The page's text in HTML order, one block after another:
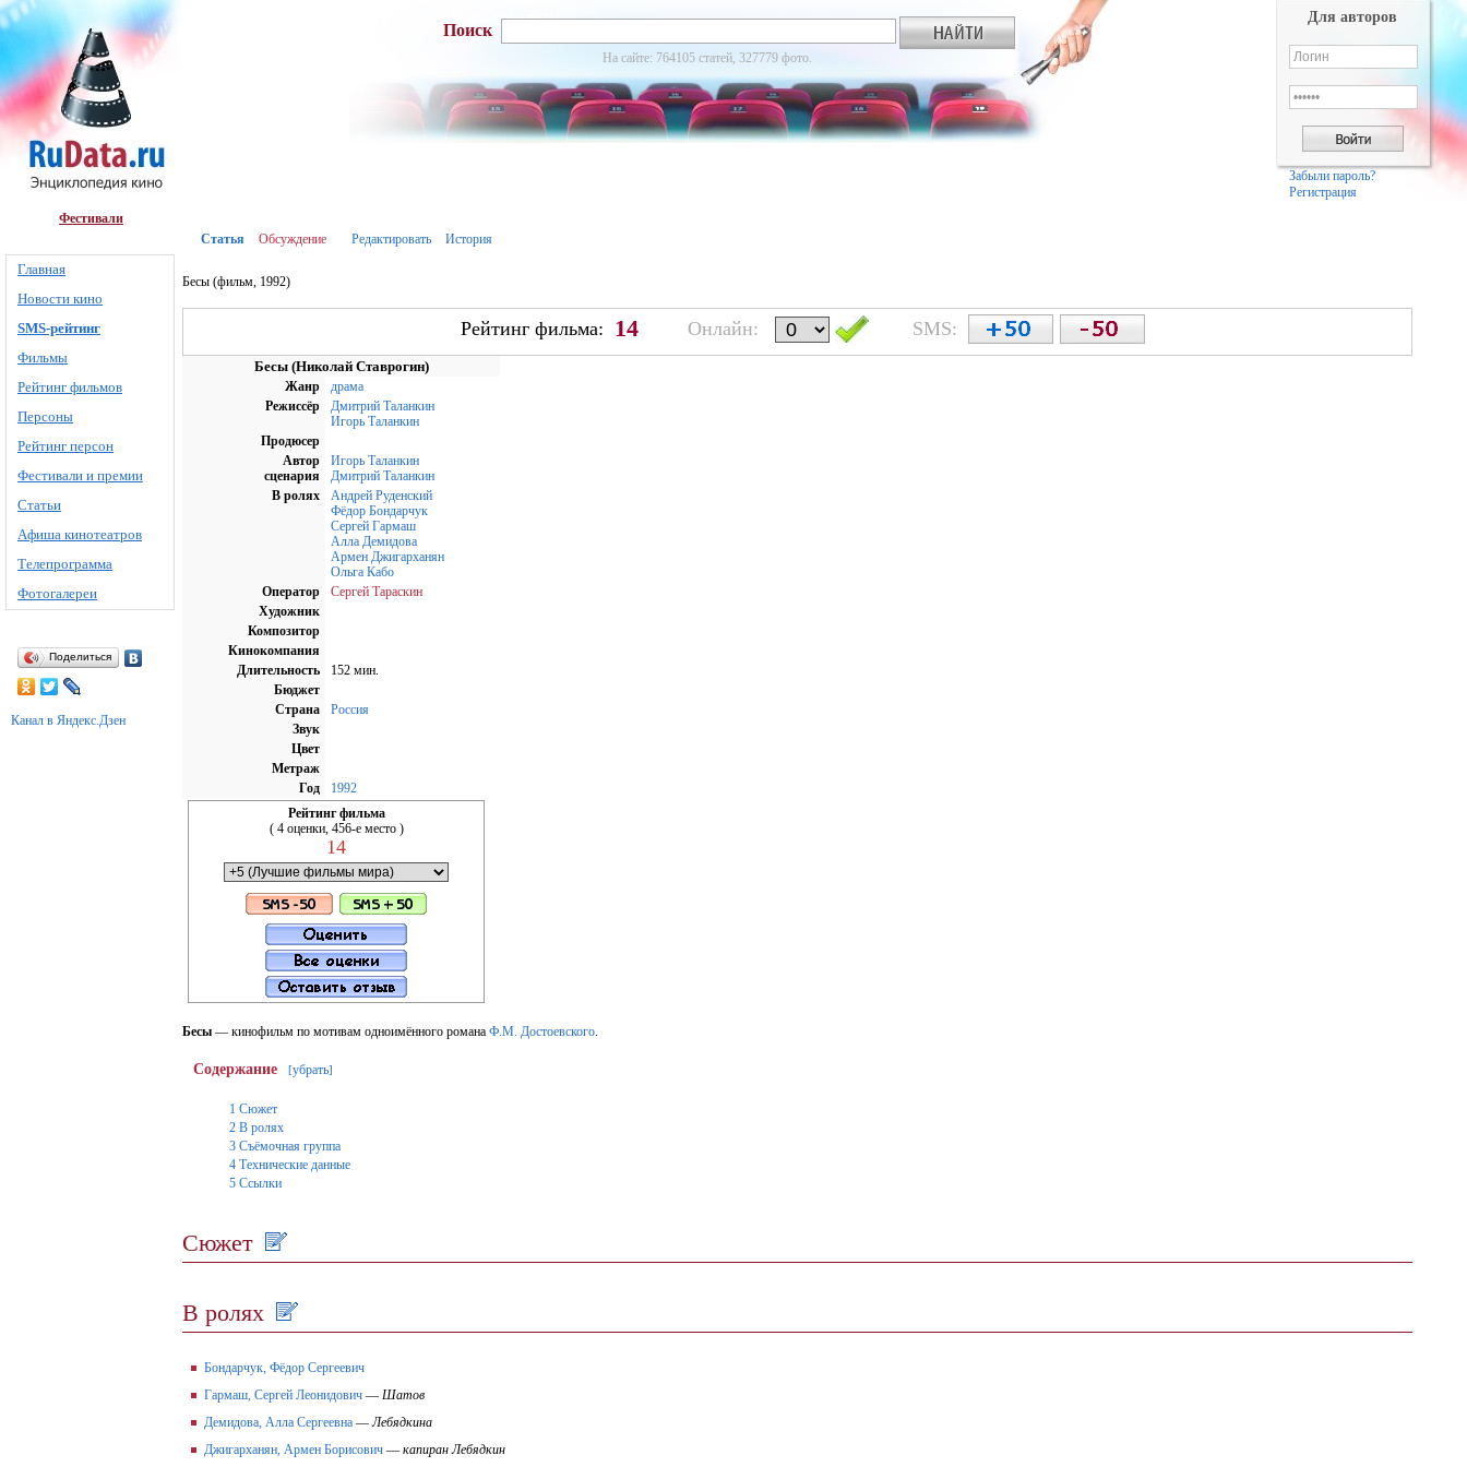
Фестивали
Главная
Новости кино
SMS-рейтинг
Фильмы
Рейтинг фильмов
Персоны
Рейтинг персон
Фестивали и премии
Статьи
Афиша кинотеатров
Телепрограмма
Фотогалереи
Поделиться
Канал в Яндекс.Дзен
Поиск
На сайте: 764105 статей, 327779 фото.
Для авторов
Забыли пароль?
Регистрация
Статья Обсуждение Редактировать История
Бесы (фильм, 1992)
Рейтинг фильма: 14 Онлайн: SMS:
Бесы (Николай Ставрогин)
Жанр
драма
Режиссёр
Дмитрий Таланкин
Игорь Таланкин
Продюсер
Автор
сценария
Игорь Таланкин
Дмитрий Таланкин
В ролях
Андрей Руденский
Фёдор Бондарчук
Сергей Гармаш
Алла Демидова
Армен Джигарханян
Ольга Кабо
Оператор
Сергей Тараскин
Художник
Композитор
Кинокомпания
Длительность
152 мин.
Бюджет
Страна
Россия
Звук
Цвет
Метраж
Год
1992
Рейтинг фильма
( 4 оценки, 456-е место )
14
Бесы — кинофильм по мотивам одноимённого романа Ф.М. Достоевского.
Содержание [убрать]
1 Сюжет
2 В ролях
3 Съёмочная группа
4 Технические данные
5 Ссылки
Сюжет
В ролях
Бондарчук, Фёдор Сергеевич
Гармаш, Сергей Леонидович — Шатов
Демидова, Алла Сергеевна —Лебядкина
Джигарханян, Армен Борисович — капиран Лебядкин